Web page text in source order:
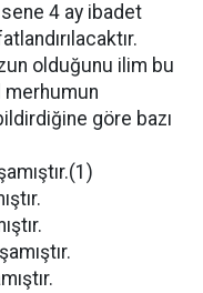
4 ay ibadet
olduğunu ilim bu
merhumun
göre bazı